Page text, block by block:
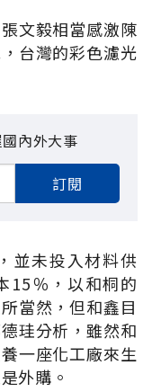
文毅相當感激陳
台灣的彩色濾光
內外大事
訂閱
並未投入材料供
15％，以和桐的
當然，但和鑫目
珪分析，雖然和
一座化工廠來生
外購。